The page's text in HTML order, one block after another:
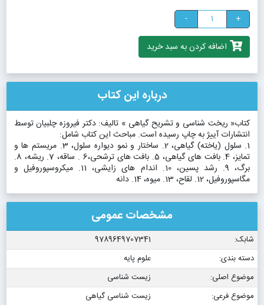
+
-
اضافه کردن به سبد خرید
درباره این کتاب
کتاب« ریخت شناسی و تشریح گیاهی » تالیف: دکتر فیروزه چلبیان توسط
انتشارات آییژ به چاپ رسیده است. مباحث این کتاب شامل:
1. سلول (یاخته) گیاهی، 2. ساختار و نمو دیواره سلول، 3. مریستم ها و
تمایز، 4. بافت های گیاهی، 5. بافت های ترشحی،6 . ساقه، 7. ریشه، 8.
برگ، 9. رشد پسین، 10. اندام های زایشی، 11. میکروسپوروفیل و
مگاسپوروفیل، 12. لقاح، 13. میوه، 14. دانه
مشخصات عمومی
شابک:
9789649707341
دسته بندی:
علوم پایه
موضوع اصلی:
زیست شناسی
موضوع فرعی:
زیست شناسی گیاهی